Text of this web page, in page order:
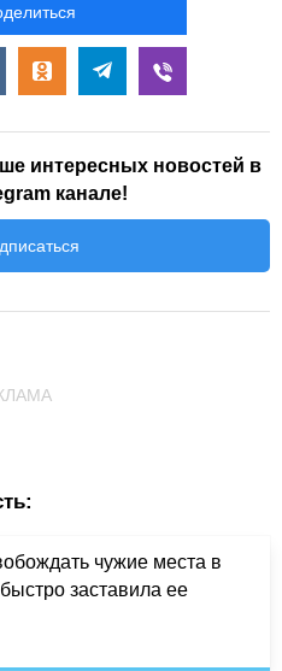
интересных новостей в
канале!
чужие места в
заставила ее